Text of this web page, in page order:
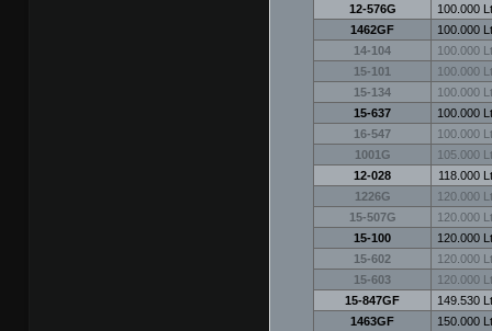
12-576G
100.000
1462GF
100.000
14-104
100.000
15-101
100.000
15-134
100.000
15-637
100.000
16-547
100.000
1001G
105.000
12-028
118.000
1226G
120.000
15-507G
120.000
15-100
120.000
15-602
120.000
15-603
120.000
15-847GF
149.530
1463GF
150.000